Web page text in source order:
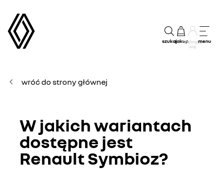
szukajzakupZaloguj
się
menu
wróć do strony głównej
W jakich wariantach
dostępne jest
Renault Symbioz?